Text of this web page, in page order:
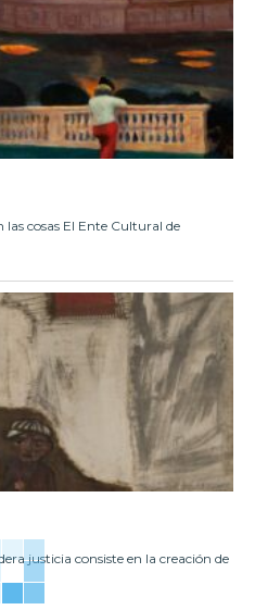
las cosas El Ente Cultural de
justicia consiste en la creación de